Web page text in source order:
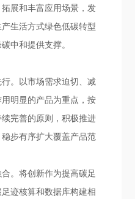
展和丰富应用场景，发
生活方式绿色低碳转型
中和提供支撑。
。以市场需求迫切、减
明显的产品为重点，按
完善的原则，积极推进
步有序扩大覆盖产品范
。将创新作为提高碳足
迹核算和数据库构建相